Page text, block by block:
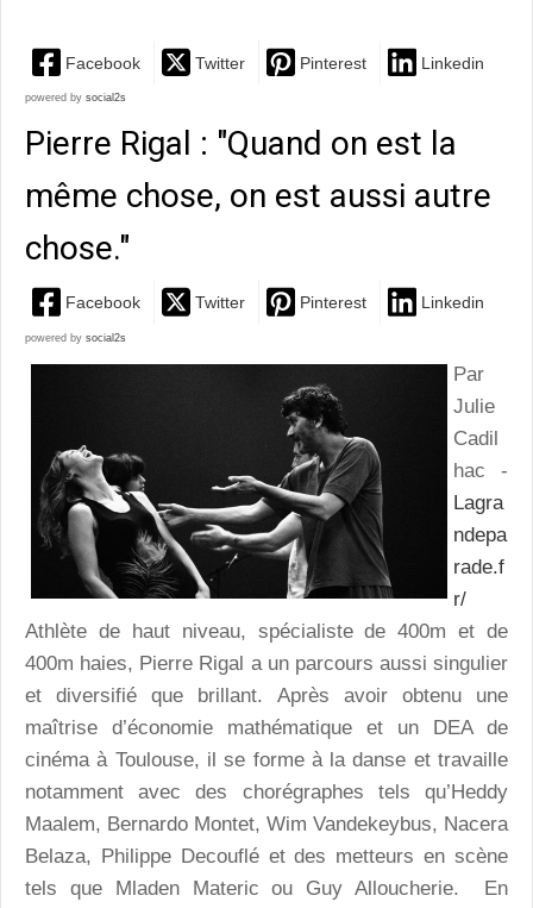
Facebook Twitter Pinterest Linkedin
powered by social2s
Pierre Rigal : "Quand on est la
même chose, on est aussi autre
chose."
Facebook Twitter Pinterest Linkedin
powered by social2s
Par
Julie
Cadil
hac -
Lagra
ndepa
rade.f
r/
Athlète de haut niveau, spécialiste de 400m et de
400m haies, Pierre Rigal a un parcours aussi singulier
et diversifié que brillant. Après avoir obtenu une
maîtrise d’économie mathématique et un DEA de
cinéma à Toulouse, il se forme à la danse et travaille
notamment avec des chorégraphes tels qu’Heddy
Maalem, Bernardo Montet, Wim Vandekeybus, Nacera
Belaza, Philippe Decouflé et des metteurs en scène
tels que Mladen Materic ou Guy Alloucherie. En